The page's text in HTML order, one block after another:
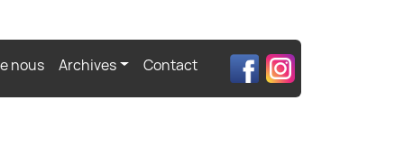
nous Archives Contact